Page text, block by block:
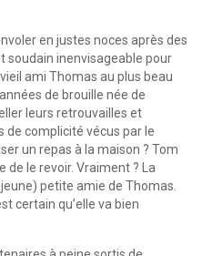
en justes noces après des
soudain inenvisageable pour
ami Thomas au plus beau
de brouille née de
leurs retrouvailles et
complicité vécus par le
un repas à la maison ? Tom
de le revoir. Vraiment ? La
petite amie de Thomas.
certain qu’elle va bien